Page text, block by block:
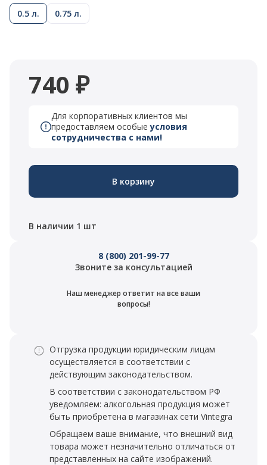
0.5 л. 0.75 л.
740 ₽
Для корпоративных клиентов мы
предоставляем особыеусловия
сотрудничества с нами!
В корзину
В наличии 1 шт
8 (800) 201-99-77
Звоните за консультацией
Наш менеджер ответит на все ваши
вопросы!
Отгрузка продукции юридическим лицам
осуществляется в соответствии с
действующим законодательством.
В соответствии с законодательством РФ
уведомляем: алкогольная продукция может
быть приобретена в магазинах сети Vintegra
Обращаем ваше внимание, что внешний вид
товара может незначительно отличаться от
представленных на сайте изображений.